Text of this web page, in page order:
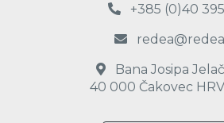
+385 (0)40
Bana Josipa
40 000 Čakovec